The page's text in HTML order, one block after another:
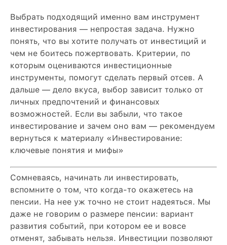
Выбрать подходящий именно вам инструмент
инвестирования — непростая задача. Нужно
понять, что вы хотите получать от инвестиций и
чем не боитесь пожертвовать. Критерии, по
которым оцениваются инвестиционные
инструменты, помогут сделать первый отсев. А
дальше — дело вкуса, выбор зависит только от
личных предпочтений и финансовых
возможностей. Если вы забыли, что такое
инвестирование и зачем оно вам — рекомендуем
вернуться к материалу «Инвестирование:
ключевые понятия и мифы»
Сомневаясь, начинать ли инвестировать,
вспомните о том, что когда-то окажетесь на
пенсии. На нее уж точно не стоит надеяться. Мы
даже не говорим о размере пенсии: вариант
развития событий, при котором ее и вовсе
отменят, забывать нельзя. Инвестиции позволяют